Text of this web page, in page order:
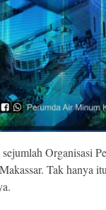
Organisasi
Tak hanya